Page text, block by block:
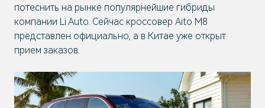
потеснить на рынке популярнейшие гибриды
компании Li Auto. Сейчас кроссовер Aito M8
представлен официально, а в Китае уже открыт
прием заказов.